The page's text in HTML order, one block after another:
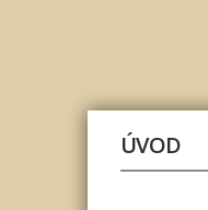
ÚVOD